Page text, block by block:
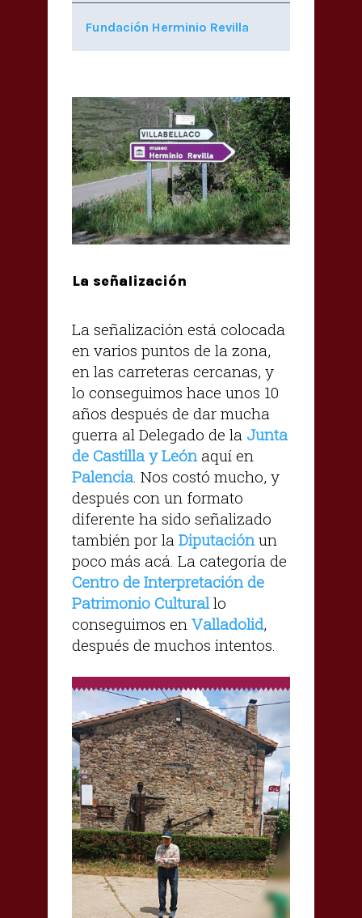
Fundación Herminio Revilla
La señalización
La señalización está colocada
en varios puntos de la zona,
en las carreteras cercanas, y
lo conseguimos hace unos 10
años después de dar mucha
guerra al Delegado de la Junta
de Castilla y Leónaquí en
Palencia. Nos costó mucho, y
después con un formato
diferente ha sido señalizado
también por la Diputaciónun
poco más acá. La categoría de
Centro de Interpretación de
Patrimonio Culturallo
conseguimos en Valladolid,
después de muchos intentos.